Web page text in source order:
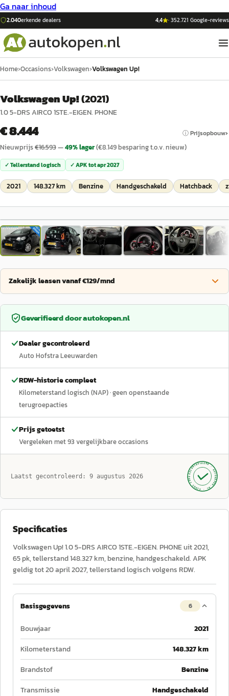
Ga naar inhoud
2.040erkende dealers 4,4 ·352.721 Google-reviews
Home›Occasions›Volkswagen›Volkswagen Up!
Volkswagen Up!(2021)
1.0 5-DRS AIRCO 1STE.-EIGEN. PHONE
€ 8.444 ⓘ Prijsopbouw
Nieuwprijs€16.593—49% lager(€8.149besparing t.o.v. nieuw)
✓ Tellerstand logisch ✓ APK totapr 2027
2021 148.327 km Benzine Handgeschakeld Hatchback
1/31
Zakelijk leasen vanaf €129/mnd
Geverifieerd doorautokopen.nl
Dealer gecontroleerd
Auto Hofstra Leeuwarden
RDW-historie compleet
Kilometerstand logisch (NAP)· geen openstaande
terugroepacties
Prijs getoetst
Vergeleken met93 vergelijkbare occasions
Laatst gecontroleerd: 9 augustus 2026 GECONTROLEERD ·
AUTOKOPEN.NL
· SINDS 1999 ·
Specificaties
Volkswagen Up! 1.0 5-DRS AIRCO 1STE.-EIGEN. PHONE uit 2021,
65 pk, tellerstand 148.327 km, benzine, handgeschakeld. APK
geldig tot 20 april 2027, tellerstand logisch volgens RDW.
Basisgegevens 6
Bouwjaar
2021
Kilometerstand
148.327 km
Brandstof
Benzine
Transmissie
Handgeschakeld